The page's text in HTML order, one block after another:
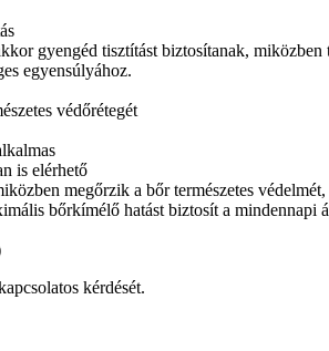
gyengéd tisztítást biztosítanak,
egyensúlyához.
védőrétegét
is elérhető
megőrzik a bőr természetes
bőrkímélő hatást biztosít a mindennapi
kérdését.